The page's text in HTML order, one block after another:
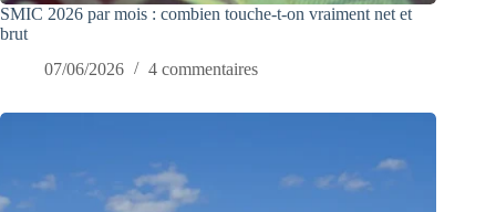
SMIC 2026 par mois : combien touche-t-on vraiment net et
brut
07/06/2026
4 commentaires